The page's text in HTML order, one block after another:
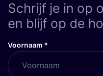
Schrijf je in op
en blijf op de
Voornaam *